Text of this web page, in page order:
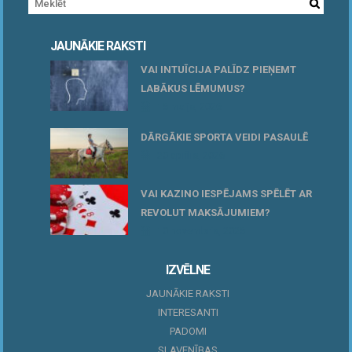
JAUNĀKIE RAKSTI
VAI INTUĪCIJA PALĪDZ PIEŅEMT
LABĀKUS LĒMUMUS?
DĀRGĀKIE SPORTA VEIDI PASAULĒ
VAI KAZINO IESPĒJAMS SPĒLĒT AR
REVOLUT MAKSĀJUMIEM?
IZVĒLNE
JAUNĀKIE RAKSTI
INTERESANTI
PADOMI